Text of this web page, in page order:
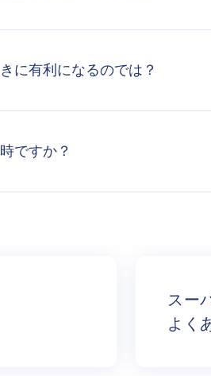
に有利になるのでは？
ですか？
スー
よく